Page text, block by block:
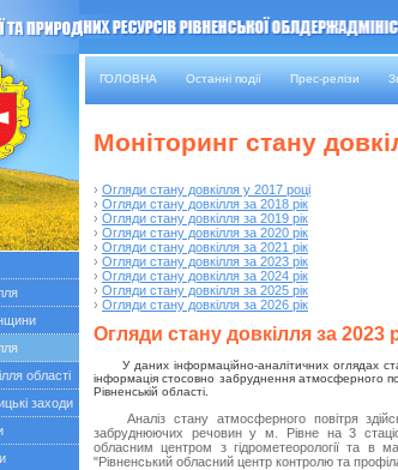
області
заходи
ГОЛОВНА Останні події Прес-релізи
Моніторинг стану
› Огляди стану довкілля у 2017 році
› Огляди стану довкілля за 2018 рік
› Огляди стану довкілля за 2019 рік
› Огляди стану довкілля за 2020 рік
› Огляди стану довкілля за 2021 рік
› Огляди стану довкілля за 2023 рік
› Огляди стану довкілля за 2024 рік
› Огляди стану довкілля за 2025 рік
› Огляди стану довкілля за 2026 рік
Огляди стану довкілля за 2023
У даних інформаційно-аналітичних оглядах
інформація стосовно забруднення атмосферного
Рівненській області.
Аналіз стану атмосферного повітря
забруднюючих речовин у м. Рівне на 3
обласним центром з гідрометеорології та в
"Рівненський обласний центр контролю та